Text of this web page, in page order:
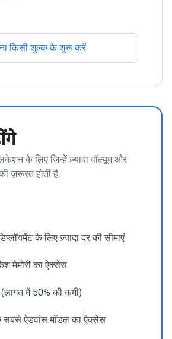
किसी शुल्क के शुरू करें
के लिए जिन्हें ज़्यादा वॉल्यूम और
ज़रूरत होती है.
के लिए ज़्यादा दर की सीमाएं
मेमोरी का ऐक्सेस
में 50% की कमी)
ऐडवांस मॉडल का ऐक्सेस